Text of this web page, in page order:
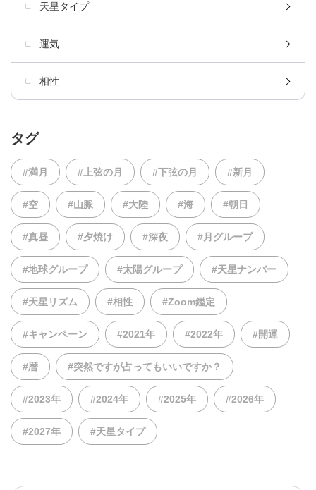
天星タイプ
運気
相性
タグ
#満月 #上弦の月 #下弦の月 #新月
#空 #山脈 #大陸 #海 #朝日
#真昼 #夕焼け #深夜 #月グループ
#地球グループ #太陽グループ #天星ナンバー
#天星リズム #相性 #Zoom鑑定
#キャンペーン #2021年 #2022年 #開運
#暦 #突然ですが占ってもいいですか？
#2023年 #2024年 #2025年 #2026年
#2027年 #天星タイプ